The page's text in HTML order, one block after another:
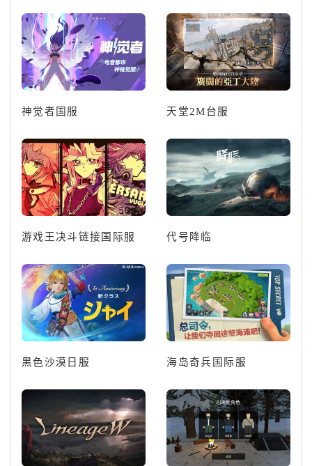
神觉者国服 天堂2M台服
游戏王决斗链接国际服 代号降临
黑色沙漠日服 海岛奇兵国际服